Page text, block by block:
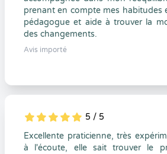
prenant en compte mes habitudes
pédagogue et aide à trouver la
des changements.
Avis importé
5
1
5
0 5 / 5
Excellente praticienne, très
à l'écoute, elle sait trouver le